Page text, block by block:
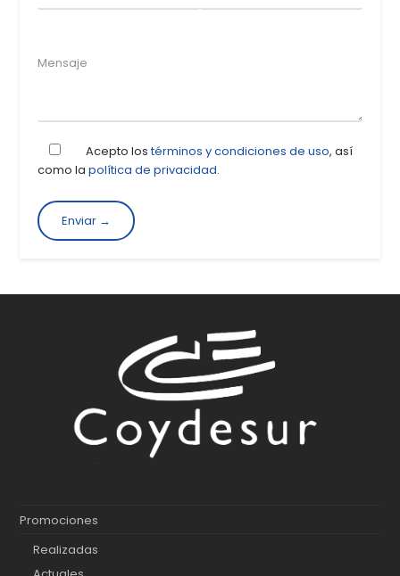
Acepto lostérminos y condiciones de uso, así
como lapolítica de privacidad.
Promociones
Realizadas